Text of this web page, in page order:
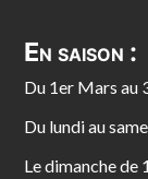
En saison :
Du 1er Mars au
Du lundi au
Le dimanche de